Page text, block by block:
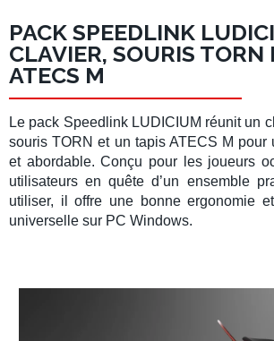
PACK SPEEDLINK
CLAVIER, SOURIS TORN
ATECS M
Le pack Speedlink LUDICIUM réunit un
souris TORN et un tapis ATECS M pour
et abordable. Conçu pour les joueurs
utilisateurs en quête d’un ensemble
utiliser, il offre une bonne ergonomie
universelle sur PC Windows.